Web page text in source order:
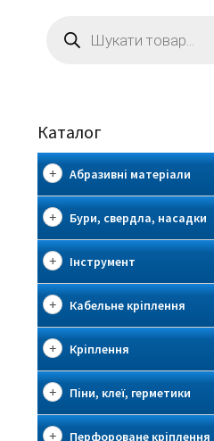
товарів
Каталог
Абразивні матеріали
Бури, свердла, насадки
Інструмент
Кабельне кріплення
Кріплення
Піни, клеї, герметики
Перфороване кріплення